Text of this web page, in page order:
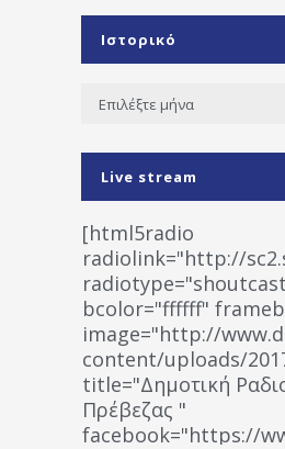
Ιστορικό
Ιστορικό
Live stream
[html5radio
radiolink="http://
bcolor="ffffff"
image="http://
content/uploads/
title="Δημοτική
Πρέβεζας "
facebook="https://